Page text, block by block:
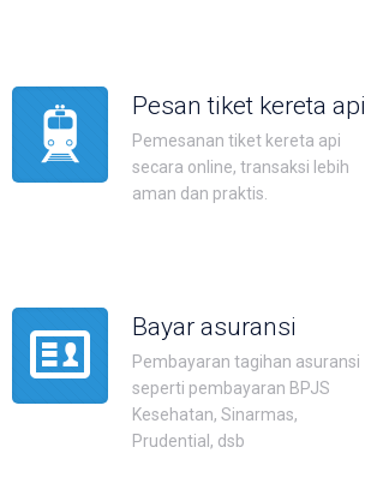
Pesan tiket kereta api
Pemesanan tiket kereta api
secara online, transaksi lebih
aman dan praktis.
Bayar asuransi
Pembayaran tagihan asuransi
seperti pembayaran BPJS
Kesehatan, Sinarmas,
Prudential, dsb